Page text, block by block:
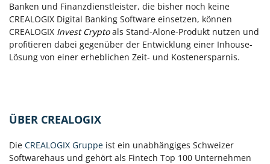
Banken und Finanzdienstleister, die bisher noch keine
CREALOGIX Digital Banking Software einsetzen, können
CREALOGIX Invest Cryptoals Stand-Alone-Produkt nutzen und
profitieren dabei gegenüber der Entwicklung einer Inhouse-
Lösung von einer erheblichen Zeit- und Kostenersparnis.
ÜBER CREALOGIX
Die CREALOGIX Gruppe ist ein unabhängiges Schweizer
Softwarehaus und gehört als Fintech Top 100 Unternehmen